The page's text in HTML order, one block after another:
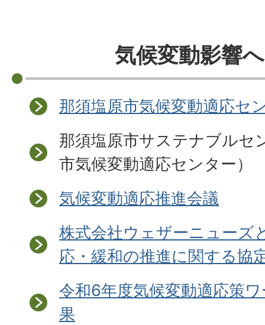
気候変動影響
那須塩原市気候変動適応セ
那須塩原市サステナブルセ
市気候変動適応センター）
気候変動適応推進会議
株式会社ウェザーニューズ
応・緩和の推進に関する協
令和6年度気候変動適応策
果